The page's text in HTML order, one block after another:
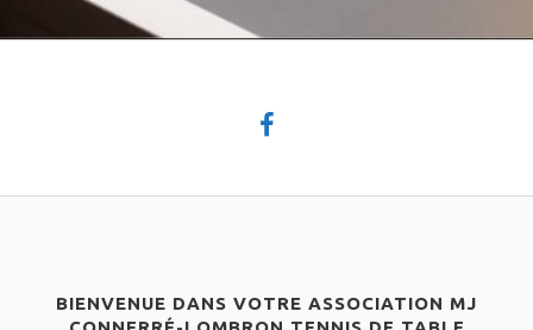
BIENVENUE DANS VOTRE ASSOCIATION MJ